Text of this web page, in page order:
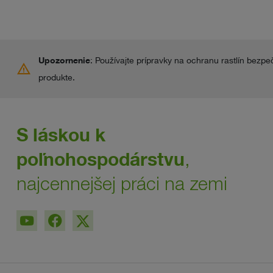
warning Upozornenie: Používajte prípravky na ochranu rastlín
produkte.
S láskou k
poľnohospodárstvu,
najcennejšej práci na zemi